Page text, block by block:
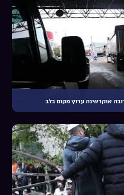
אוקראינה ערוץ מקום בלב